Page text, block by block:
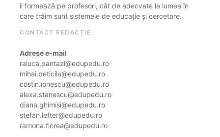
îi formează pe profesori, cât de adecvate la lumea în
care trăim sunt sistemele de educație și cercetare.
CONTACT REDACȚIE
Adrese e-mail
raluca.pantazi@edupedu.ro
mihai.peticila@edupedu.ro
costin.ionescu@edupedu.ro
alexa.stanescu@edupedu.ro
diana.ghimisi@edupedu.ro
stefan.lefter@edupedu.ro
ramona.florea@edupedu.ro